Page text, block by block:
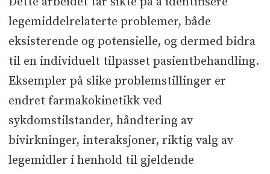
legemiddelrelaterte problemer, både
eksisterende og potensielle, og dermed bidra
til en individuelt tilpasset pasientbehandling.
Eksempler på slike problemstillinger er
endret farmakokinetikk ved
sykdomstilstander, håndtering av
bivirkninger, interaksjoner, riktig valg av
legemidler i henhold til gjeldende